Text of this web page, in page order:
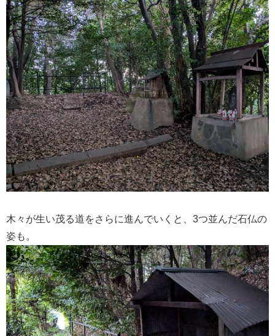
木々が生い茂る道をさらに進んでいくと、3つ並んだ石仏の
姿も。